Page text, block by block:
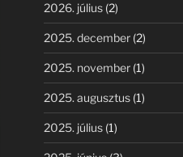
2026. július(2)
2025. december(2)
2025. november(1)
2025. augusztus(1)
2025. július(1)